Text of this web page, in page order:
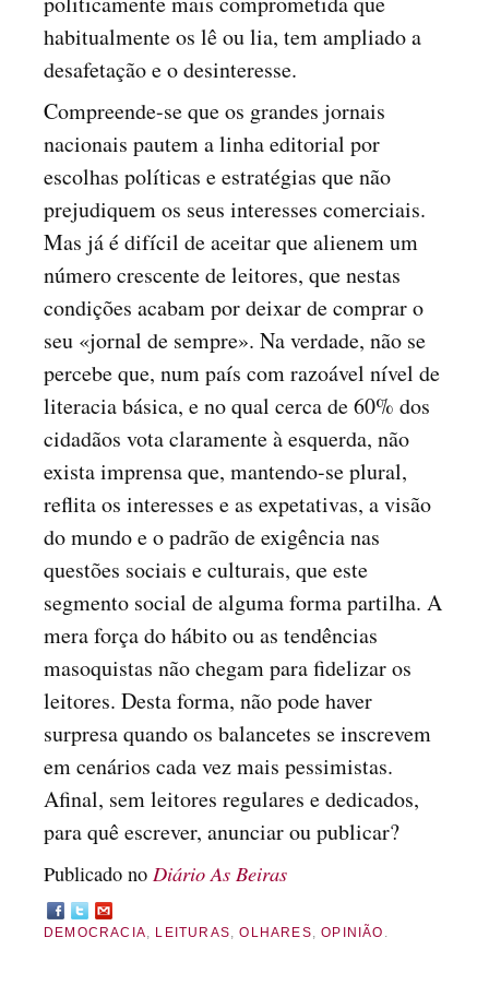
habitualmente os lê ou lia, tem ampliado a
desafetação e o desinteresse.
Compreende-se que os grandes jornais
nacionais pautem a linha editorial por
escolhas políticas e estratégias que não
prejudiquem os seus interesses comerciais.
Mas já é difícil de aceitar que alienem um
número crescente de leitores, que nestas
condições acabam por deixar de comprar o
seu «jornal de sempre». Na verdade, não se
percebe que, num país com razoável nível de
literacia básica, e no qual cerca de 60% dos
cidadãos vota claramente à esquerda, não
exista imprensa que, mantendo-se plural,
reflita os interesses e as expetativas, a visão
do mundo e o padrão de exigência nas
questões sociais e culturais, que este
segmento social de alguma forma partilha. A
mera força do hábito ou as tendências
masoquistas não chegam para fidelizar os
leitores. Desta forma, não pode haver
surpresa quando os balancetes se inscrevem
em cenários cada vez mais pessimistas.
Afinal, sem leitores regulares e dedicados,
para quê escrever, anunciar ou publicar?
Publicado no Diário As Beiras
DEMOCRACIA LEITURAS ,OLHARES ,OPINIÃO